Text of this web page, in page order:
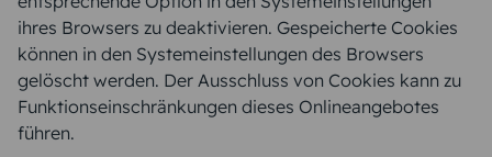
ihres Browsers zu deaktivieren. Gespeicherte Cookies
können in den Systemeinstellungen des Browsers
gelöscht werden. Der Ausschluss von Cookies kann zu
Funktionseinschränkungen dieses Onlineangebotes
führen.